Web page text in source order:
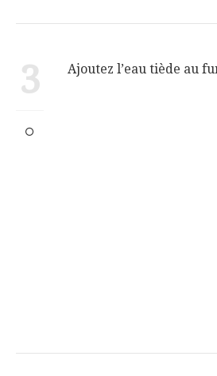
3 Ajoutez l’eau tiède au